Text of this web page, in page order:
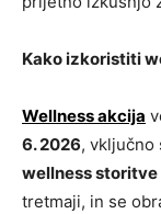
Kako izkoristiti
Wellness akcija
6. 2026, vključno
wellness
tretmaji, in se